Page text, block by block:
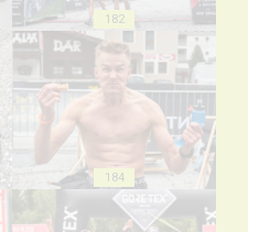
182
184